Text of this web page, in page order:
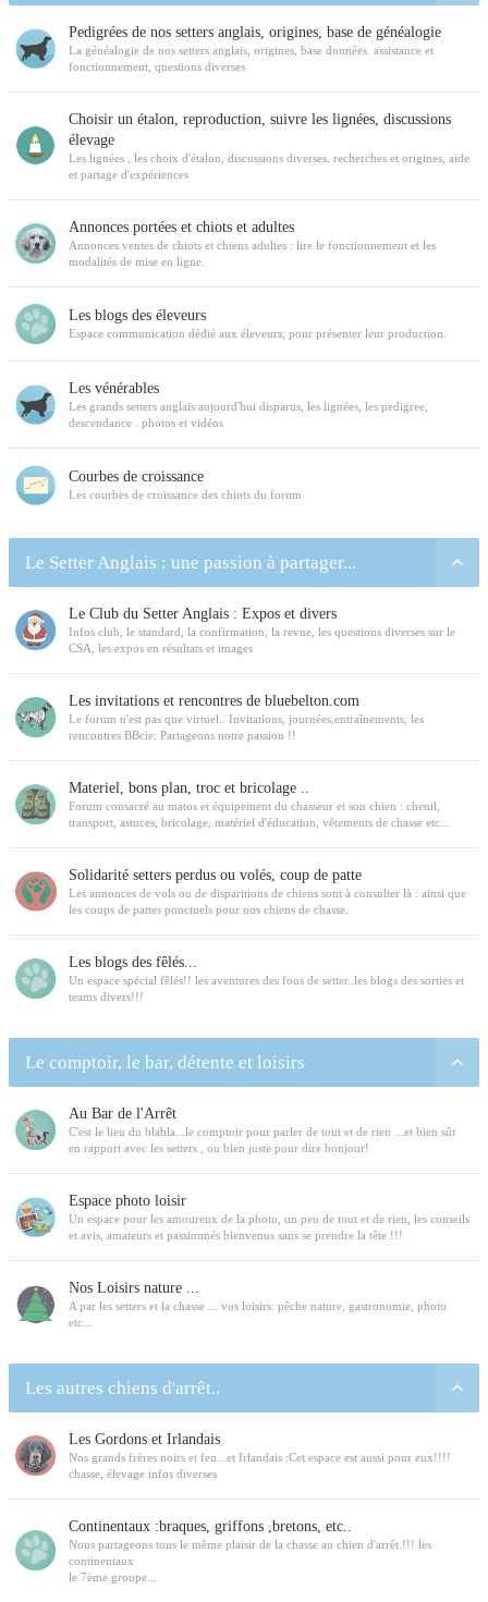
Pedigrées de nos setters anglais, origines, base de généalogie
La généalogie de nos setters anglais, origines, base données. assistance et
fonctionnement, questions diverses
Choisir un étalon, reproduction, suivre les lignées, discussions
élevage
Les lignées , les choix d'étalon, discussions diverses. recherches et origines, aide
et partage d'expériences
Annonces portées et chiots et adultes
Annonces ventes de chiots et chiens adultes : lire le fonctionnement et les
modalités de mise en ligne.
Les blogs des éleveurs
Espace communication dédié aux éleveurs, pour présenter leur production.
Les vénérables
Les grands setters anglais aujourd'hui disparus, les lignées, les pedigree,
descendance . photos et vidéos
Courbes de croissance
Les courbes de croissance des chiots du forum
Le Setter Anglais : une passion à partager...
Le Club du Setter Anglais : Expos et divers
Infos club, le standard, la confirmation, la revue, les questions diverses sur le
CSA, les expos en résultats et images
Les invitations et rencontres de bluebelton.com
Le forum n'est pas que virtuel.. Invitations, journées,entraînements, les
rencontres BBcie: Partageons notre passion !!
Materiel, bons plan, troc et bricolage ..
Forum consacré au matos et équipement du chasseur et son chien : chenil,
transport, astuces, bricolage, matériel d'éducation, vêtements de chasse etc...
Solidarité setters perdus ou volés, coup de patte
Les annonces de vols ou de disparitions de chiens sont à consulter là : ainsi que
les coups de pattes ponctuels pour nos chiens de chasse.
Les blogs des fêlés...
Un espace spécial fêlés!! les aventures des fous de setter..les blogs des sorties et
teams divers!!!
Le comptoir, le bar, détente et loisirs
Au Bar de l'Arrêt
C'est le lieu du blabla...le comptoir pour parler de tout et de rien ...et bien sûr
en rapport avec les setters , ou bien juste pour dire bonjour!
Espace photo loisir
Un espace pour les amoureux de la photo, un peu de tout et de rien, les conseils
et avis, amateurs et passionnés bienvenus sans se prendre la tête !!!
Nos Loisirs nature ...
A par les setters et la chasse ... vos loisirs: pêche nature, gastronomie, photo
etc...
Les autres chiens d'arrêt..
Les Gordons et Irlandais
Nos grands frères noirs et feu...et Irlandais :Cet espace est aussi pour eux!!!!
chasse, élevage infos diverses
Continentaux :braques, griffons ,bretons, etc..
Nous partageons tous le même plaisir de la chasse au chien d'arrêt.!!! les
continentaux
le 7ème groupe...